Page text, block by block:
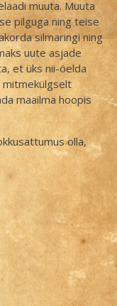
muuta. Muuta
pilguga ning teise
silmaringi ning
uute asjade
et üks nii-öelda
mitmekülgselt
maailma hoopis
olla,